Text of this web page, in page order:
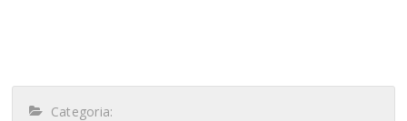
Categoria: